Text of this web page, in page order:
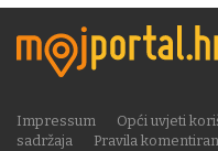
Impressum Opći uvjeti
sadržaja
Pravila